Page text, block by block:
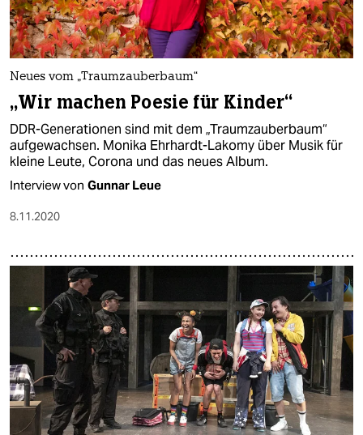
Neues vom „Traumzauberbaum“
„Wir machen Poesie für Kinder“
DDR-Generationen sind mit dem „Traumzauberbaum“
aufgewachsen. Monika Ehrhardt-Lakomy über Musik für
kleine Leute, Corona und das neues Album.
Interview von Gunnar Leue
8.11.2020